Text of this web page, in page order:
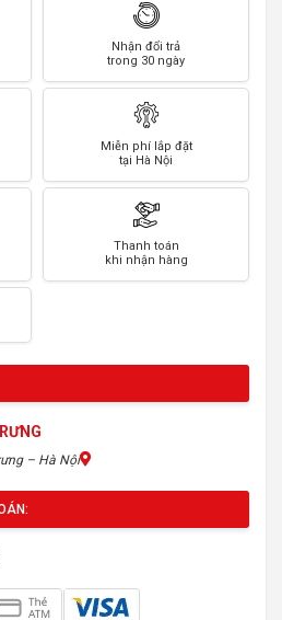
Nhận đổi trả
trong 30 ngày
Miễn phí lắp đặt
tại Hà Nội
Thanh toán
khi nhận hàng
– Hà Nội